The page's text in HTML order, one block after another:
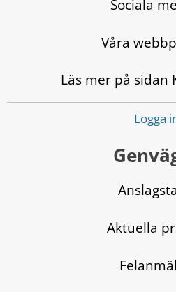
Sociala
Våra
Läs mer på sidan
Logga
Aktuella